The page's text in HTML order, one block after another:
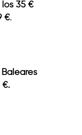
35 €
€.
€.